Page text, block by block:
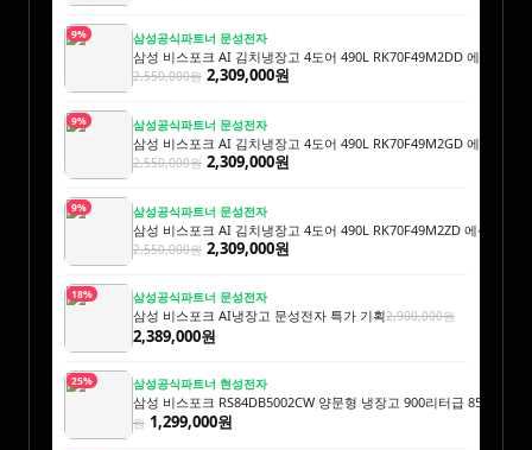
9% 삼성공식파트너 문성전자
삼성 비스포크 AI 김치냉장고 4도어 490L RK70F49M2DD 에센셜 다
2,550,000원 2,309,000원
9% 삼성공식파트너 문성전자
삼성 비스포크 AI 김치냉장고 4도어 490L RK70F49M2GD 에센셜 베
2,550,000원 2,309,000원
9% 삼성공식파트너 문성전자
삼성 비스포크 AI 김치냉장고 4도어 490L RK70F49M2ZD 에센셜 화
2,550,000원 2,309,000원
18% 삼성공식파트너 문성전자
삼성 비스포크 AI냉장고 문성전자 특가 기획2,900,000원
2,389,000원
25% 삼성공식파트너 현성전자
삼성 비스포크 RS84DB5002CW 양문형 냉장고 900리터급 852L
원 1,299,000원